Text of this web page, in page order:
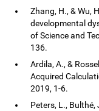
Zhang, H., & Wu,
developmental
of Science and
136.
Ardila, A., &
Acquired
2019, 1-6.
Peters, L., Bulthé,